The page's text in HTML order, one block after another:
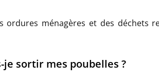
ordures ménagères et des déchets
je sortir mes poubelles ?